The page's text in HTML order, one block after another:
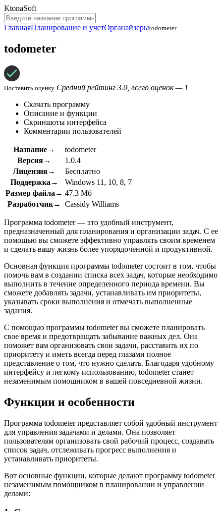
KtonaSoft
ГлавнаяПланирование и учетОрганайзерыtodometer
todometer
Поставить оценку Средний рейтинг 3.0, всего оценок — 1
Скачать программу
Описание и функции
Скриншоты интерфейса
Комментарии пользователей
Название→
todometer
Версия→
1.0.4
Лицензия→
Бесплатно
Поддержка→
Windows 11, 10, 8, 7
Размер файла→ 47.3 Мб
Разработчик→
Cassidy Williams
Программа todometer — это удобный инструмент,
предназначенный для планирования и организации задач. С ее
помощью вы сможете эффективно управлять своим временем
и сделать вашу жизнь более упорядоченной и продуктивной.
Основная функция программы todometer состоит в том, чтобы
помочь вам в создании списка всех задач, которые необходимо
выполнить в течение определенного периода времени. Вы
сможете добавлять задачи, устанавливать им приоритеты,
указывать сроки выполнения и отмечать выполненные
задания.
С помощью программы todometer вы сможете планировать
свое время и предотвращать забывание важных дел. Она
поможет вам организовать свои задачи, расставить их по
приоритету и иметь всегда перед глазами полное
представление о том, что нужно сделать. Благодаря удобному
интерфейсу и легкому использованию, todometer станет
незаменимым помощником в вашей повседневной жизни.
Функции и особенности
Программа todometer представляет собой удобный инструмент
для управления задачами и делами. Она позволяет
пользователям организовать свой рабочий процесс, создавать
список задач, отслеживать прогресс выполнения и
устанавливать приоритеты.
Вот основные функции, которые делают программу todometer
незаменимым помощником в планировании и управлении
делами: